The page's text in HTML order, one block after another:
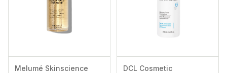
Melumé Skinscience
DCL Cosmetic